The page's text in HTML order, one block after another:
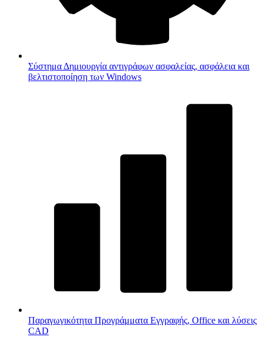
Σύστημα Δημιουργία αντιγράφων ασφαλείας, ασφάλεια και
βελτιστοποίηση των Windows
Παραγωγικότητα Προγράμματα Εγγραφής, Office και λύσεις
CAD